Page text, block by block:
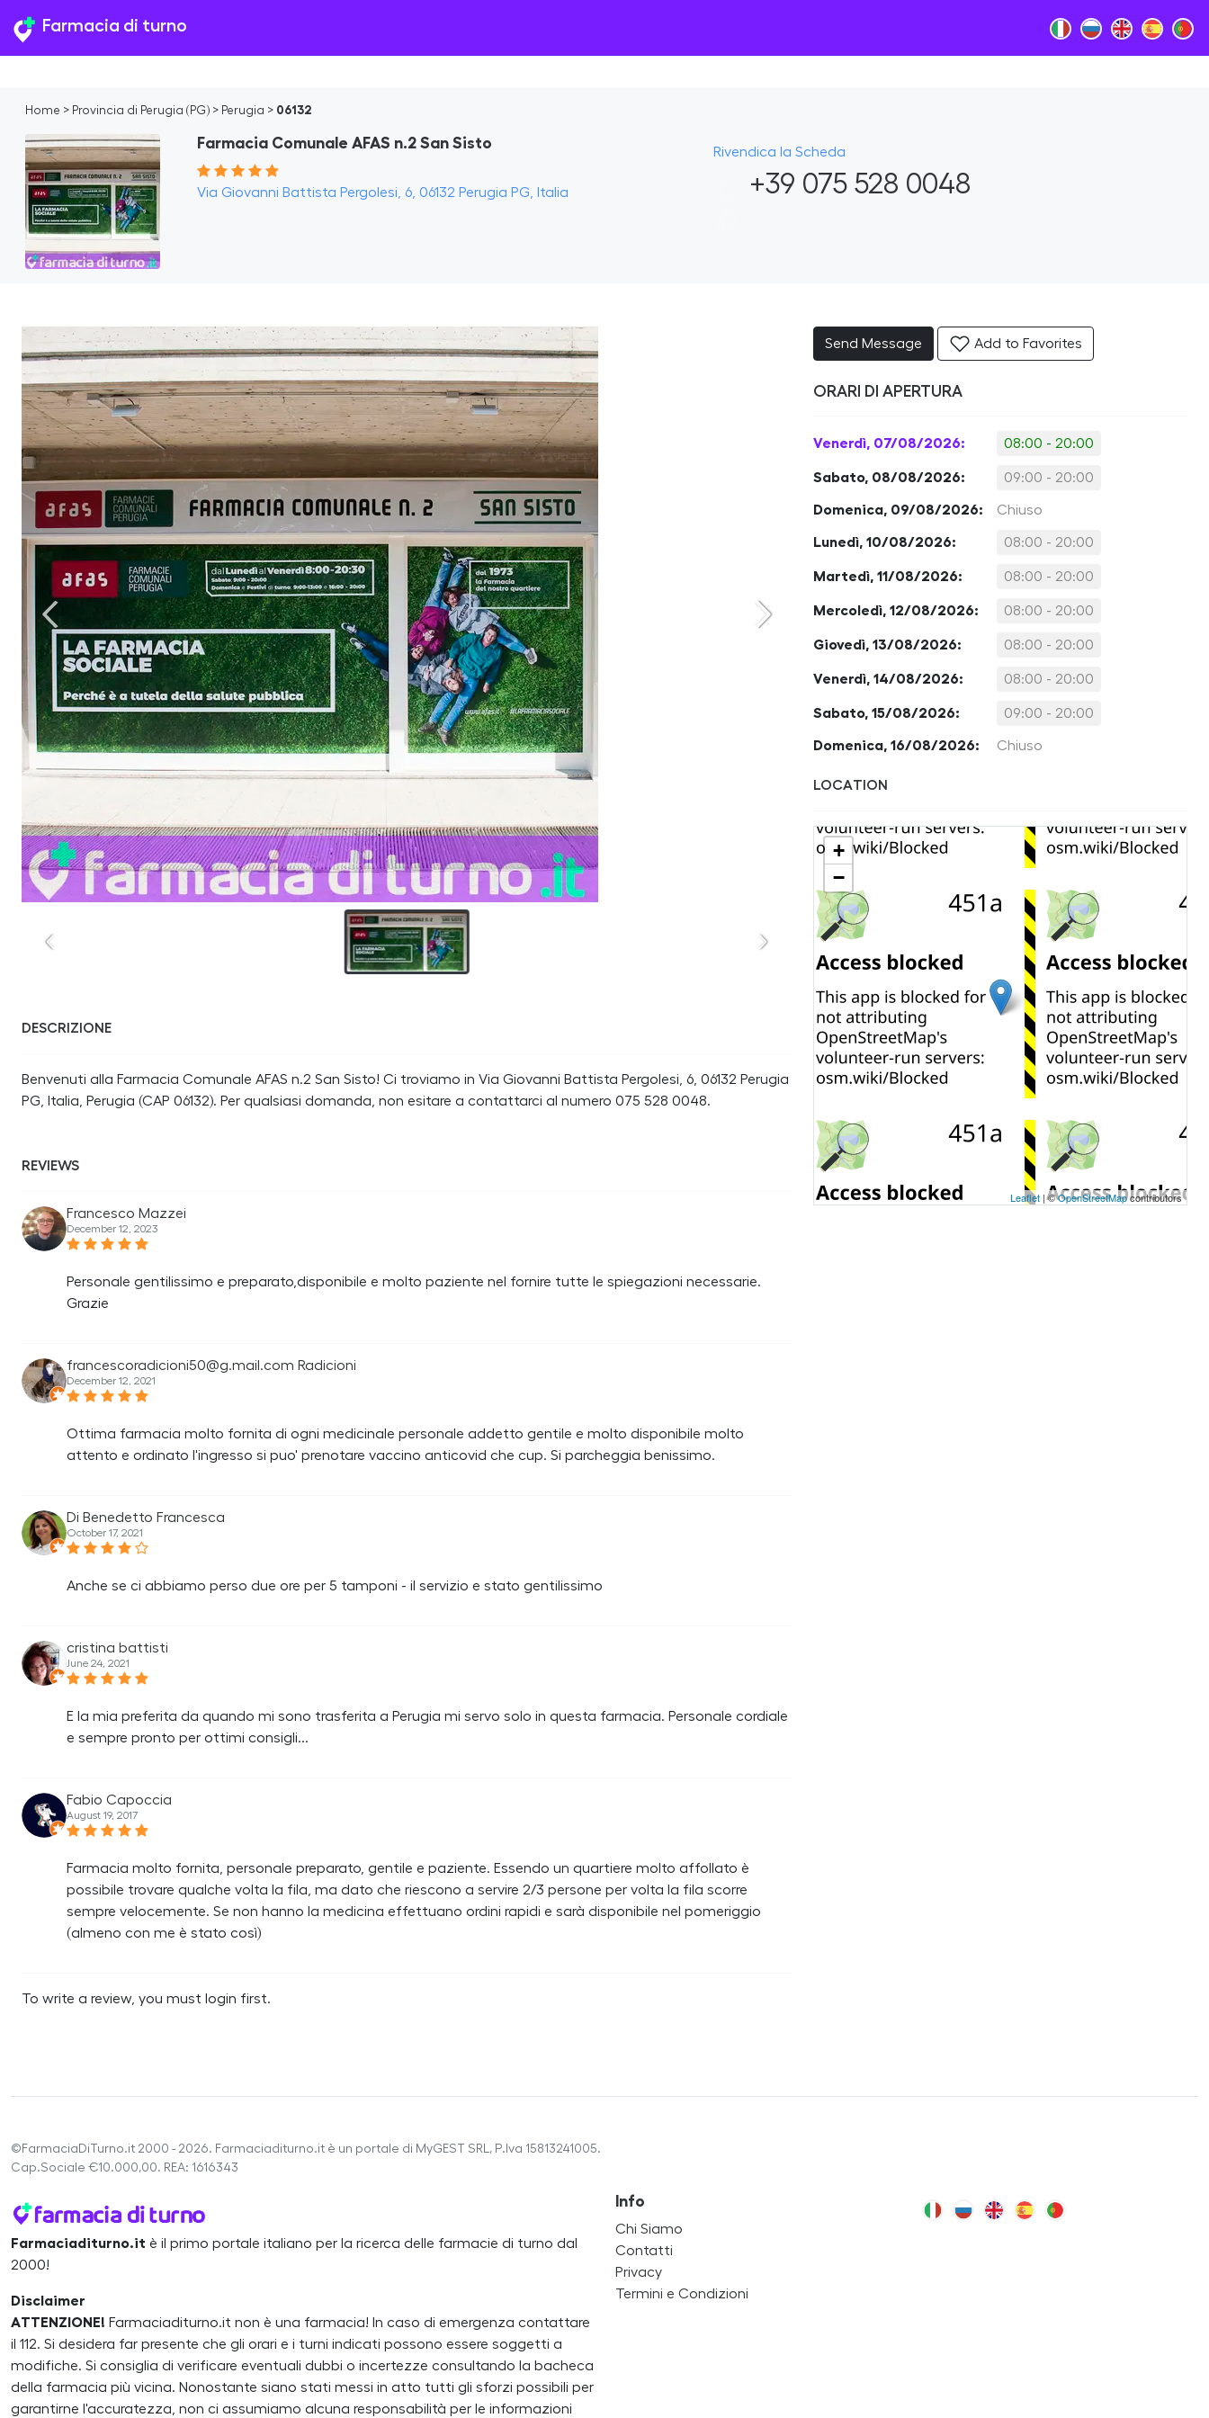
Farmacia di turno
Home > Provincia di Perugia (PG) > Perugia > 06132
Farmacia Comunale AFAS n.2 San Sisto
Via Giovanni Battista Pergolesi, 6, 06132 Perugia PG, Italia
Rivendica la Scheda
+39 075 528 0048
DESCRIZIONE
Benvenuti alla Farmacia Comunale AFAS n.2 San Sisto! Ci troviamo in Via Giovanni Battista Pergolesi, 6, 06132 Perugia
PG, Italia, Perugia (CAP 06132). Per qualsiasi domanda, non esitare a contattarci al numero 075 528 0048.
REVIEWS
Francesco Mazzei
December 12, 2023
Personale gentilissimo e preparato,disponibile e molto paziente nel fornire tutte le spiegazioni necessarie.
Grazie
francescoradicioni50@g.mail.com Radicioni
December 12, 2021
Ottima farmacia molto fornita di ogni medicinale personale addetto gentile e molto disponibile molto
attento e ordinato l'ingresso si puo' prenotare vaccino anticovid che cup. Si parcheggia benissimo.
Di Benedetto Francesca
October 17, 2021
Anche se ci abbiamo perso due ore per 5 tamponi - il servizio e stato gentilissimo
cristina battisti
June 24, 2021
E la mia preferita da quando mi sono trasferita a Perugia mi servo solo in questa farmacia. Personale cordiale
e sempre pronto per ottimi consigli...
Fabio Capoccia
August 19, 2017
Farmacia molto fornita, personale preparato, gentile e paziente. Essendo un quartiere molto affollato è
possibile trovare qualche volta la fila, ma dato che riescono a servire 2/3 persone per volta la fila scorre
sempre velocemente. Se non hanno la medicina effettuano ordini rapidi e sarà disponibile nel pomeriggio
(almeno con me è stato così)
To write a review, you must login first.
Send Message Add to Favorites
ORARI DI APERTURA
Venerdì, 07/08/2026: 08:00 - 20:00
Sabato, 08/08/2026: 09:00 - 20:00
Domenica, 09/08/2026: Chiuso
Lunedì, 10/08/2026: 08:00 - 20:00
Martedì, 11/08/2026: 08:00 - 20:00
Mercoledì, 12/08/2026: 08:00 - 20:00
Giovedì, 13/08/2026: 08:00 - 20:00
Venerdì, 14/08/2026: 08:00 - 20:00
Sabato, 15/08/2026: 09:00 - 20:00
Domenica, 16/08/2026: Chiuso
LOCATION
+
−
Leaflet | ©OpenStreetMapcontributors
©FarmaciaDiTurno.it 2000 - 2026. Farmaciaditurno.it è un portale di MyGEST SRL, P.Iva 15813241005.
Cap.Sociale €10.000,00. REA: 1616343
Farmaciaditurno.it è il primo portale italiano per la ricerca delle farmacie di turno dal
2000!
Disclaimer
ATTENZIONE! Farmaciaditurno.it non è una farmacia! In caso di emergenza contattare
il 112. Si desidera far presente che gli orari e i turni indicati possono essere soggetti a
modifiche. Si consiglia di verificare eventuali dubbi o incertezze consultando la bacheca
della farmacia più vicina. Nonostante siano stati messi in atto tutti gli sforzi possibili per
garantirne l'accuratezza, non ci assumiamo alcuna responsabilità per le informazioni
Info
Chi Siamo
Contatti
Privacy
Termini e Condizioni